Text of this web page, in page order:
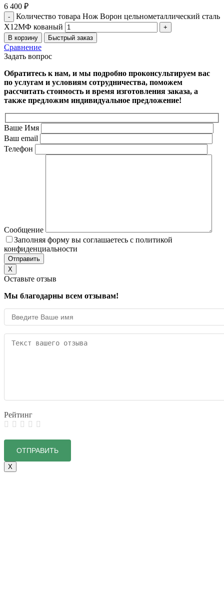
6 400 ₽
Количество товара Нож Ворон цельнометаллический сталь
Х12МФ кованый
В корзину Быстрый заказ
Сравнение
Задать вопрос
Обратитесь к нам, и мы подробно проконсультируем вас
по услугам и условиям сотрудничества, поможем
рассчитать стоимость и время изготовления заказа, а
также предложим индивидуальное предложение!
Ваше Имя
Ваш email
Телефон
Сообщение
Заполняя форму вы соглашаетесь с политикой
конфиденциальности
X
Оставьте отзыв
Мы благодарны всем отзывам!
Рейтинг
X